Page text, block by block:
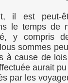
il est peut-
le temps de
y compris
sommes
à cause de
aurait
par les